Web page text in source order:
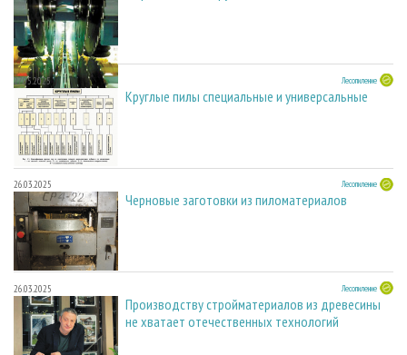
27.05.2025 Лесопиление
Круглые пилы специальные и универсальные
26.03.2025 Лесопиление
Черновые заготовки из пиломатериалов
26.03.2025 Лесопиление
Производству стройматериалов из древесины
не хватает отечественных технологий